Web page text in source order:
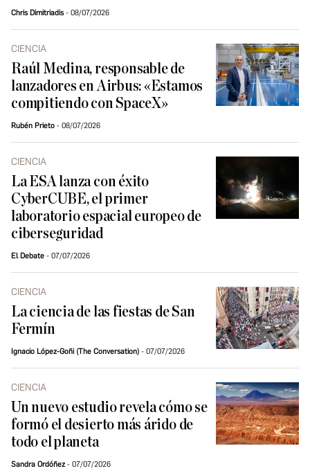
Chris Dimitriadis 08/07/2026
CIENCIA
Raúl Medina, responsable de
lanzadores en Airbus: «Estamos
compitiendo con SpaceX»
Rubén Prieto 08/07/2026
CIENCIA
La ESA lanza con éxito
CyberCUBE, el primer
laboratorio espacial europeo de
ciberseguridad
El Debate 07/07/2026
CIENCIA
La ciencia de las fiestas de San
Fermín
Ignacio López-Goñi (The Conversation) 07/07/2026
CIENCIA
Un nuevo estudio revela cómo se
formó el desierto más árido de
todo el planeta
Sandra Ordóñez 07/07/2026